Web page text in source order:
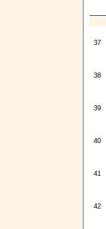
37
38
39
40
41
42